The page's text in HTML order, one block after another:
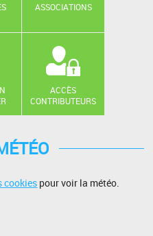
ASSOCIATIONS
ACCÈS
CONTRIBUTEURS
cookies pour voir la météo.